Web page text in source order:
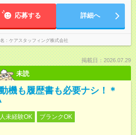
応募する 詳細へ
ケアスタッフィング株式会社
掲載日：2026.07.29
未読
も履歴書も必要ナシ！＊
未経験OK
ブランクOK